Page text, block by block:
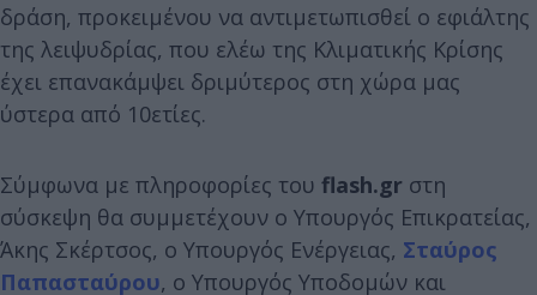
δράση, προκειμένου να αντιμετωπισθεί ο εφιάλτης
της λειψυδρίας, που ελέω της Κλιματικής Κρίσης
έχει επανακάμψει δριμύτερος στη χώρα μας
ύστερα από 10ετίες.
Σύμφωνα με πληροφορίες του flash.gr στη
σύσκεψη θα συμμετέχουν ο Υπουργός Επικρατείας,
Άκης Σκέρτσος, ο Υπουργός Ενέργειας, Σταύρος
Παπασταύρου, ο Υπουργός Υποδομών και